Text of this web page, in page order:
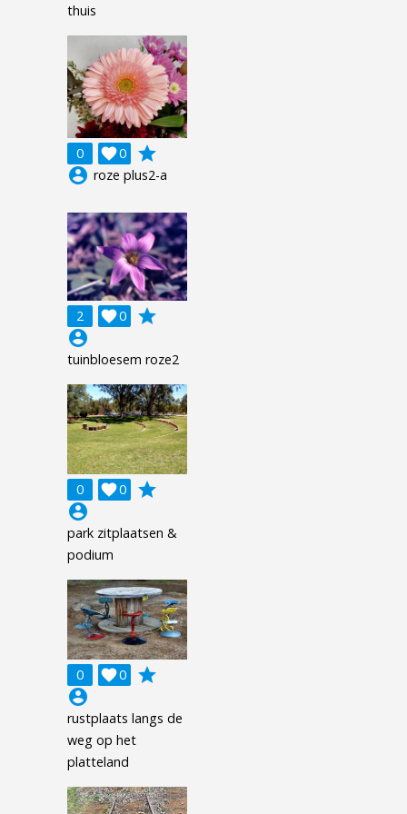
thuis
0 0

grade
account_circle roze plus2-a
2 0

grade
account_circle
tuinbloesem roze2
0 0

grade
account_circle
park zitplaatsen &
podium
0 0

grade
account_circle
rustplaats langs de
weg op het
platteland